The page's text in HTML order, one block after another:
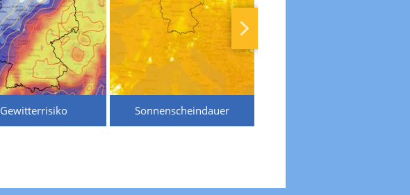
Gewitterrisiko Sonnenscheindauer